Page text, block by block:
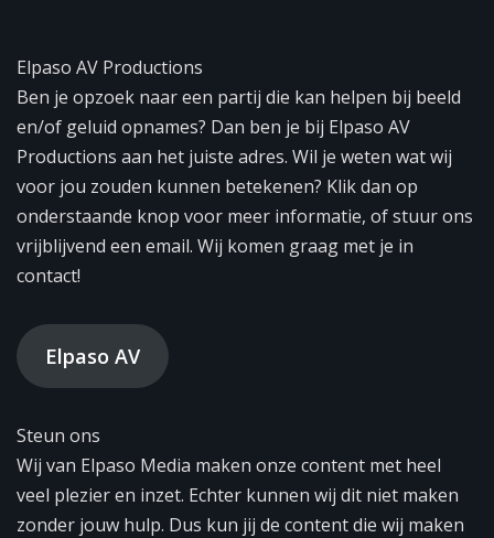
Elpaso AV Productions
Ben je opzoek naar een partij die kan helpen bij beeld
en/of geluid opnames? Dan ben je bij Elpaso AV
Productions aan het juiste adres. Wil je weten wat wij
voor jou zouden kunnen betekenen? Klik dan op
onderstaande knop voor meer informatie, of stuur ons
vrijblijvend een email. Wij komen graag met je in
contact!
Elpaso AV
Steun ons
Wij van Elpaso Media maken onze content met heel
veel plezier en inzet. Echter kunnen wij dit niet maken
zonder jouw hulp. Dus kun jij de content die wij maken